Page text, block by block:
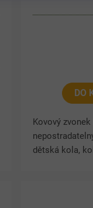
DO
Kovový
dětská kola,